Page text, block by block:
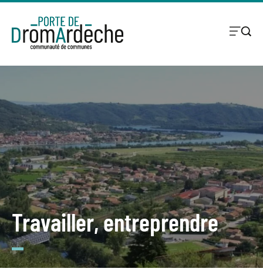
Travailler, entreprendre